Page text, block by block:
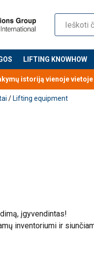
LIFTING KNOWHOW
istoriją vienoje
/ Lifting equipment
įgyvendintas!
inventoriumi ir